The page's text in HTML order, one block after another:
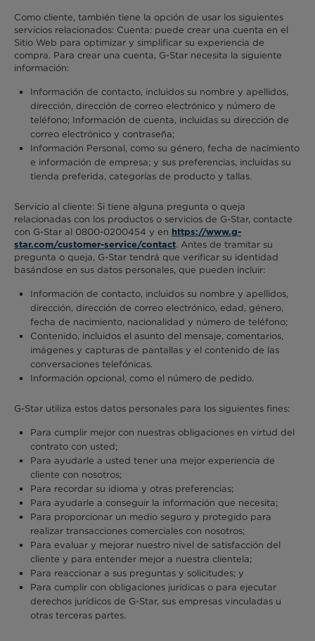
Como cliente, también tiene la opción de usar los siguientes
servicios relacionados: Cuenta: puede crear una cuenta en el
Sitio Web para optimizar y simplificar su experiencia de
compra. Para crear una cuenta, G-Star necesita la siguiente
información:
Información de contacto, incluidos su nombre y apellidos,
dirección, dirección de correo electrónico y número de
teléfono; Información de cuenta, incluidas su dirección de
correo electrónico y contraseña;
Información Personal, como su género, fecha de nacimiento
e información de empresa; y sus preferencias, incluidas su
tienda preferida, categorías de producto y tallas.
Servicio al cliente: Si tiene alguna pregunta o queja
relacionadas con los productos o servicios de G-Star, contacte
con G-Star al 0800-0200454 y en https://www.g-
star.com/customer-service/contact. Antes de tramitar su
pregunta o queja, G-Star tendrá que verificar su identidad
basándose en sus datos personales, que pueden incluir:
Información de contacto, incluidos su nombre y apellidos,
dirección, dirección de correo electrónico, edad, género,
fecha de nacimiento, nacionalidad y número de teléfono;
Contenido, incluidos el asunto del mensaje, comentarios,
imágenes y capturas de pantallas y el contenido de las
conversaciones telefónicas.
Información opcional, como el número de pedido.
G-Star utiliza estos datos personales para los siguientes fines:
Para cumplir mejor con nuestras obligaciones en virtud del
contrato con usted;
Para ayudarle a usted tener una mejor experiencia de
cliente con nosotros;
Para recordar su idioma y otras preferencias;
Para ayudarle a conseguir la información que necesita;
Para proporcionar un medio seguro y protegido para
realizar transacciones comerciales con nosotros;
Para evaluar y mejorar nuestro nivel de satisfacción del
cliente y para entender mejor a nuestra clientela;
Para reaccionar a sus preguntas y solicitudes; y
Para cumplir con obligaciones jurídicas o para ejecutar
derechos jurídicos de G-Star, sus empresas vinculadas u
otras terceras partes.